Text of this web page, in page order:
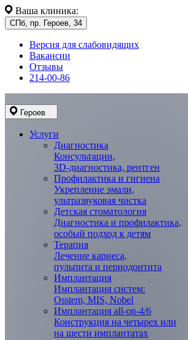
Ваша клиника:
СПб, пр. Героев, 34
Версия для слабовидящих
Вакансии
Отзывы
214-00-86
Героев
Услуги
Диагностика
Консультации,
3D-диагностика, рентген
Профилактика и гигиена
Укрепление эмали,
ультразвуковая чистка
Детская стоматология
Диагностика и профилактика,
особый подход к детям
Терапия
Лечение кариеса,
пульпита и периодонтита
Имплантация
Имплантация систем:
Osstem, MIS, Nobel
Имплантация all-on-4/6
Конструкция на четырех или
на шести имплантатах